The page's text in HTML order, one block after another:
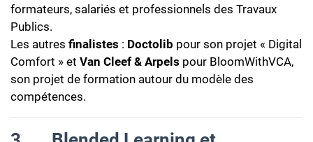
formateurs, salariés et professionnels des Travaux
Publics.
Les autres finalistes : Doctolib pour son projet « Digital
Comfort » et Van Cleef & Arpels pour BloomWithVCA,
son projet de formation autour du modèle des
compétences.